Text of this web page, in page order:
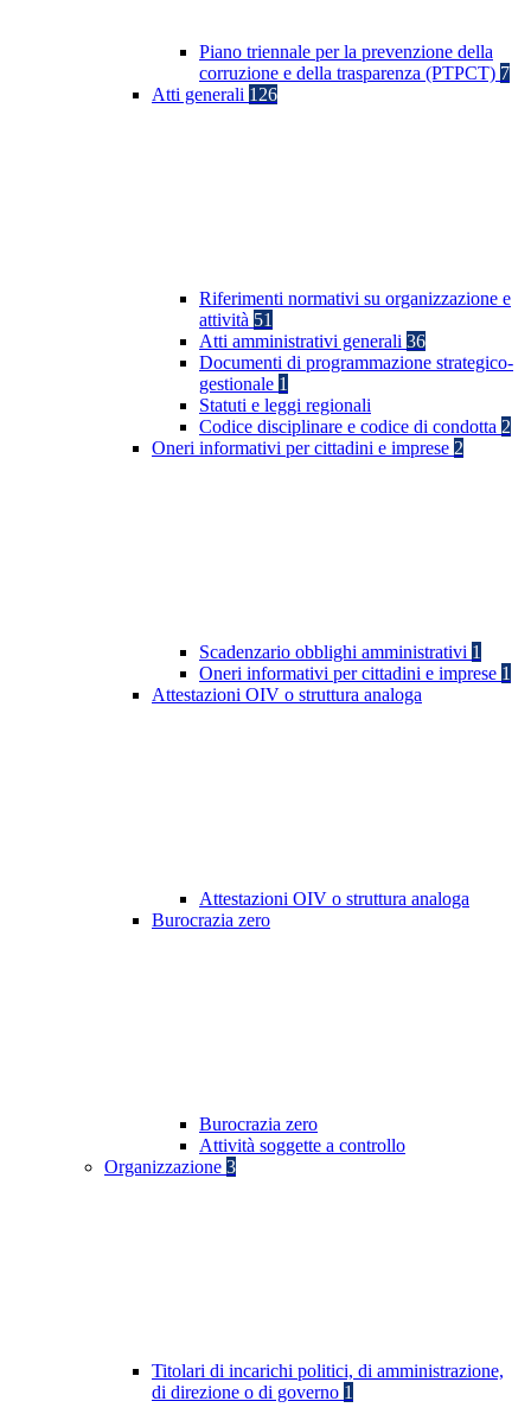
Piano triennale per la prevenzione della
corruzione e della trasparenza (PTPCT) 7
Atti generali 126
Riferimenti normativi su organizzazione e
attività 51
Atti amministrativi generali 36
Documenti di programmazione strategico-
gestionale 1
Statuti e leggi regionali
Codice disciplinare e codice di condotta 2
Oneri informativi per cittadini e imprese 2
Scadenzario obblighi amministrativi 1
Oneri informativi per cittadini e imprese 1
Attestazioni OIV o struttura analoga
Attestazioni OIV o struttura analoga
Burocrazia zero
Burocrazia zero
Attività soggette a controllo
Organizzazione 3
Titolari di incarichi politici, di amministrazione,
di direzione o di governo 1